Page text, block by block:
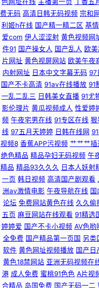
亚洲网 不卡另类 91探花在线观
频无码91 免费欧美妈妈A片 91
香蕉AV 一本道啪啪啪资源 狠狠
玖综合性 日韩一级免费 超碰在
92 久操精品视频在线播放 91瑟
观看视频 日韩欧yellow网 操黑
91人人视频 日本A黄 九九五月
色 99国产福利导航 午夜国产95
女很黄免费 国产精品欧美日韩
四虎AV网址 豆奶视频导航 影音
91娇妻激情四射 美日欧一本道
费无码 高清日韩无码视频 宗和
利姬h在线 国产精一精二区 基
爱com 伊人涩涩射 黄色视频网
件91 国产操女人 国产乱人 欧
片网址 黄色视屏网站 欧美午夜
内射网址 日本中文字幕无码 97
国产不卡高清 91av在线播放 91
一乱二乱三 日韩美女直播 91尤
影伦理片 黄瓜视频成人 性爱婷
频 午夜宅男在线 91专区在线 狠
线 97五月天婷婷 日韩在线网
视频8 香蕉APP污视频 艹艹艹插
绝色精品 精品孕妇无码视频 午
精品 精品93久久久 日本人妖射
一页 韩日视频 高清国产剧观看
洲av激情电影 午夜导航在线 国
论坛 免费网站黄色在线 久久偷
五页 麻豆网站在线观看 91精选
婷婷爱 国产不卡小视频 AV色哟
全免费 国产精品第一页国 另类
软件 黄色网址视频播放 国产日
黄色18禁网站 亚洲无码视频在
港 成人免费 蜜桃91色色 A片视
合精品 岛国免费 国产无码一二